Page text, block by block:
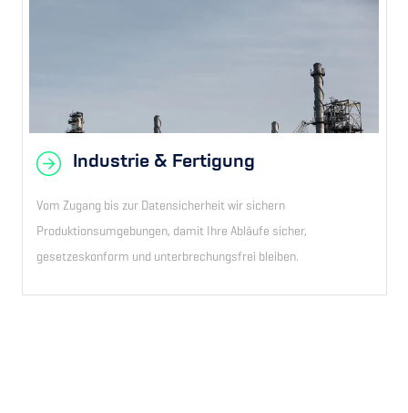
Industrie & Fertigung
Vom Zugang bis zur Datensicherheit wir sichern
Produktionsumgebungen, damit Ihre Abläufe sicher,
gesetzeskonform und unterbrechungsfrei bleiben.